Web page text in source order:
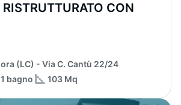
CON
(LC) - Via C. Cantù 22/24
1 bagno 103 Mq